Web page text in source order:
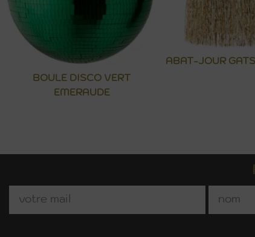
BOULE DISCO VERT
EMERAUDE
ABAT-JOUR